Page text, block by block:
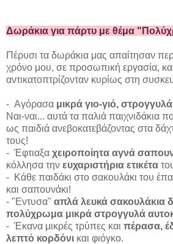
Δωράκια για πάρτυ με θέμα
Πέρυσι τα δωράκια μας απαίτησαν
χρόνο μου, σε προσωπική εργασία,
αντικατοπτρίζονταν κυρίως στη
- Αγόρασα μικρά γιο-γιό,
Ναι-ναι... αυτά τα παλιά παιχνιδάκια
ως παιδιά ανεβοκατεβάζοντας στα
τους!
- Έφτιαξα χειροποίητα αγνά
κόλλησα την ευχαριστήρια ετικέτα
- Κάθε παιδάκι στο σακουλάκι του
και σαπουνάκι!
- "Εντυσα" απλά λευκά σακουλάκια
πολύχρωμα μικρά στρογγυλά
- Έκανα μικρές τρύπες και πέρασα,
λεπτό κορδόνι και φιόγκο.